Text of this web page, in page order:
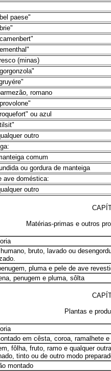
paese"
(minas)
romano
ou azul
outro
comum
ou gordura de manteiga
ave doméstica:
outro
Matérias-primas e outros
bruto, lavado ou
pluma e pele de ave
penugem e pluma, sôlta
Plantas e
em cêsta, coroa, ramalhete
fôlha, fruto, ramo e qualquer
tinto ou de outro modo
montado